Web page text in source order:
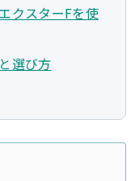
クスターFを使
選び方